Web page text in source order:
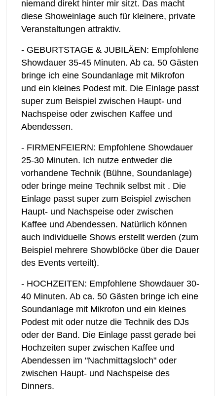
niemand direkt hinter mir sitzt. Das macht
diese Showeinlage auch für kleinere, private
Veranstaltungen attraktiv.
- GEBURTSTAGE & JUBILÄEN: Empfohlene
Showdauer 35-45 Minuten. Ab ca. 50 Gästen
bringe ich eine Soundanlage mit Mikrofon
und ein kleines Podest mit. Die Einlage passt
super zum Beispiel zwischen Haupt- und
Nachspeise oder zwischen Kaffee und
Abendessen.
- FIRMENFEIERN: Empfohlene Showdauer
25-30 Minuten. Ich nutze entweder die
vorhandene Technik (Bühne, Soundanlage)
oder bringe meine Technik selbst mit . Die
Einlage passt super zum Beispiel zwischen
Haupt- und Nachspeise oder zwischen
Kaffee und Abendessen. Natürlich können
auch individuelle Shows erstellt werden (zum
Beispiel mehrere Showblöcke über die Dauer
des Events verteilt).
- HOCHZEITEN: Empfohlene Showdauer 30-
40 Minuten. Ab ca. 50 Gästen bringe ich eine
Soundanlage mit Mikrofon und ein kleines
Podest mit oder nutze die Technik des DJs
oder der Band. Die Einlage passt gerade bei
Hochzeiten super zwischen Kaffee und
Abendessen im "Nachmittagsloch" oder
zwischen Haupt- und Nachspeise des
Dinners.